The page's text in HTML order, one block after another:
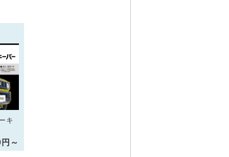
キ
～